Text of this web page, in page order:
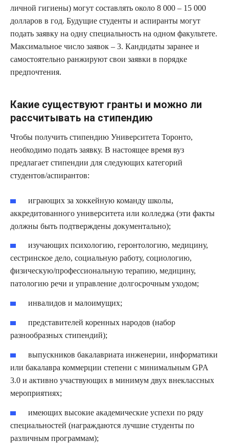
личной гигиены) могут составлять около 8 000 – 15 000
долларов в год. Будущие студенты и аспиранты могут
подать заявку на одну специальность на одном факультете.
Максимальное число заявок – 3. Кандидаты заранее и
самостоятельно ранжируют свои заявки в порядке
предпочтения.
Какие существуют гранты и можно ли
рассчитывать на стипендию
Чтобы получить стипендию Университета Торонто,
необходимо подать заявку. В настоящее время вуз
предлагает стипендии для следующих категорий
студентов/аспирантов:
играющих за хоккейную команду школы,
аккредитованного университета или колледжа (эти факты
должны быть подтверждены документально);
изучающих психологию, геронтологию, медицину,
сестринское дело, социальную работу, социологию,
физическую/профессиональную терапию, медицину,
патологию речи и управление долгосрочным уходом;
инвалидов и малоимущих;
представителей коренных народов (набор
разнообразных стипендий);
выпускников бакалавриата инженерии, информатики
или бакалавра коммерции степени с минимальным GPA
3.0 и активно участвующих в минимум двух внеклассных
мероприятиях;
имеющих высокие академические успехи по ряду
специальностей (награждаются лучшие студенты по
различным программам);